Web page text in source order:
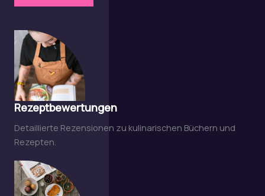
Rezeptbewertungen
Detaillierte Rezensionen zu kulinarischen Büchern und
Rezepten.